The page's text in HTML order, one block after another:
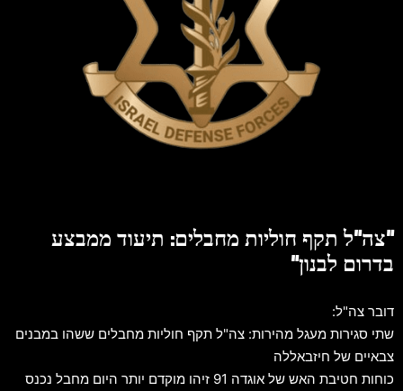
"צה"ל תקף חוליות מחבלים: תיעוד ממבצע
בדרום לבנון"
דובר צה"ל:
שתי סגירות מעגל מהירות: צה"ל תקף חוליות מחבלים ששהו במבנים
צבאיים של חיזבאללה
כוחות חטיבת האש של אוגדה 91 זיהו מוקדם יותר היום מחבל נכנס